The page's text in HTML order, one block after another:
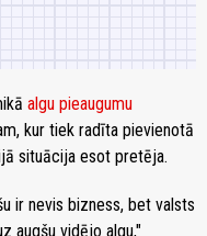
algu pieaugumu
kur tiek radīta pievienotā
situācija esot pretēja.
ir nevis bizness, bet valsts
augšu vidējo algu,"